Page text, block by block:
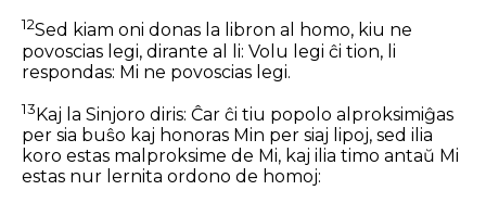
12Sed kiam oni donas la libron al homo, kiu ne
povoscias legi, dirante al li: Volu legi ĉi tion, li
respondas: Mi ne povoscias legi.
13Kaj la Sinjoro diris: Ĉar ĉi tiu popolo alproksimiĝas
per sia buŝo kaj honoras Min per siaj lipoj, sed ilia
koro estas malproksime de Mi, kaj ilia timo antaŭ Mi
estas nur lernita ordono de homoj: